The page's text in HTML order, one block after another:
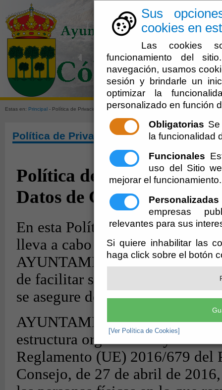
Sus
cookies en
Las cookies
funcionamiento del
navegación, usamos
sesión y brindarle un
optimizar la
personalizado en función
Obligatorias
la funcionalidad
Funcionales
uso del Sitio
mejorar el funcionamiento.
Personalizadas
empresas
relevantes para sus
Si quiere inhabilitar las
haga click sobre el botón
[Ver Política de Cookies]
El
Estas en: Principal - Política de Privacidad
Política de Privacidad